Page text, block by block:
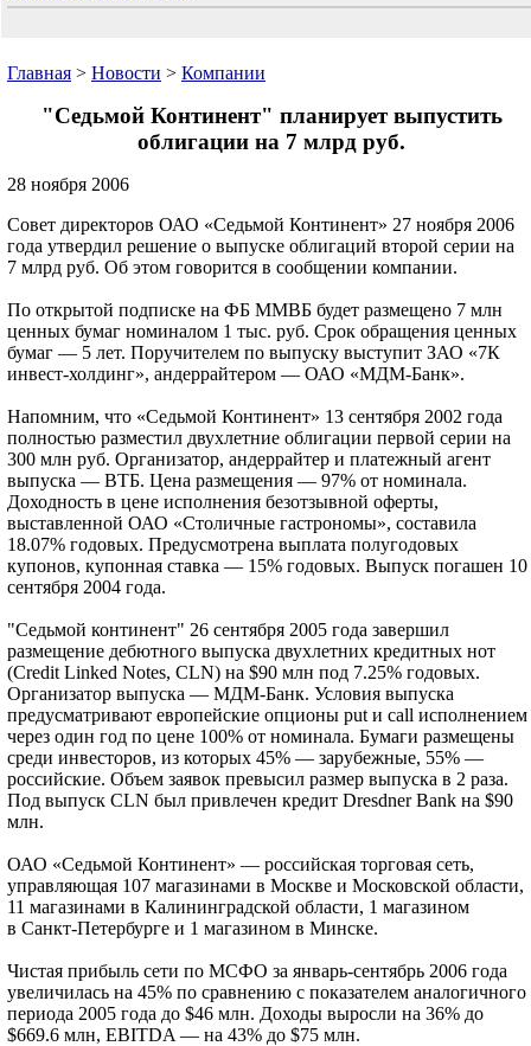
Главная > Новости > Компании
"Седьмой Континент" планирует выпустить
облигации на 7 млрд руб.
28 ноября 2006
Совет директоров ОАО «Седьмой Континент» 27 ноября 2006
года утвердил решение о выпуске облигаций второй серии на
7 млрд руб. Об этом говорится в сообщении компании.
По открытой подписке на ФБ ММВБ будет размещено 7 млн
ценных бумаг номиналом 1 тыс. руб. Срок обращения ценных
бумаг — 5 лет. Поручителем по выпуску выступит ЗАО «7К
инвест-холдинг», андеррайтером — ОАО «МДМ-Банк».
Напомним, что «Седьмой Континент» 13 сентября 2002 года
полностью разместил двухлетние облигации первой серии на
300 млн руб. Организатор, андеррайтер и платежный агент
выпуска — ВТБ. Цена размещения — 97% от номинала.
Доходность в цене исполнения безотзывной оферты,
выставленной ОАО «Столичные гастрономы», составила
18.07% годовых. Предусмотрена выплата полугодовых
купонов, купонная ставка — 15% годовых. Выпуск погашен 10
сентября 2004 года.
"Седьмой континент" 26 сентября 2005 года завершил
размещение дебютного выпуска двухлетних кредитных нот
(Credit Linked Notes, CLN) на $90 млн под 7.25% годовых.
Организатор выпуска — МДМ-Банк. Условия выпуска
предусматривают европейские опционы put и call исполнением
через один год по цене 100% от номинала. Бумаги размещены
среди инвесторов, из которых 45% — зарубежные, 55% —
российские. Объем заявок превысил размер выпуска в 2 раза.
Под выпуск CLN был привлечен кредит Dresdner Bank на $90
млн.
ОАО «Седьмой Континент» — российская торговая сеть,
управляющая 107 магазинами в Москве и Московской области,
11 магазинами в Калининградской области, 1 магазином
в Санкт-Петербурге и 1 магазином в Минске.
Чистая прибыль сети по МСФО за январь-сентябрь 2006 года
увеличилась на 45% по сравнению с показателем аналогичного
периода 2005 года до $46 млн. Доходы выросли на 36% до
$669.6 млн, EBITDA — на 43% до $75 млн.